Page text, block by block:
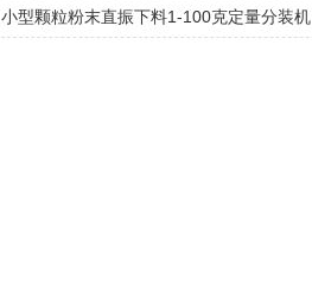
小型颗粒粉末直振下料1-100克定量分装机